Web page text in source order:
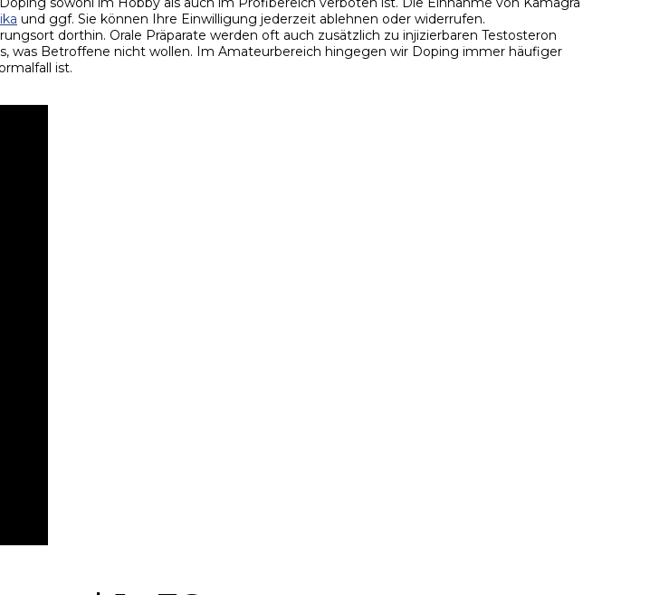
und ggf. Sie können Ihre Einwilligung jederzeit ablehnen oder widerrufen.
dorthin. Orale Präparate werden oft auch zusätzlich zu injizierbaren Testosteron
was Betroffene nicht wollen. Im Amateurbereich hingegen wir Doping immer häufiger
ist.